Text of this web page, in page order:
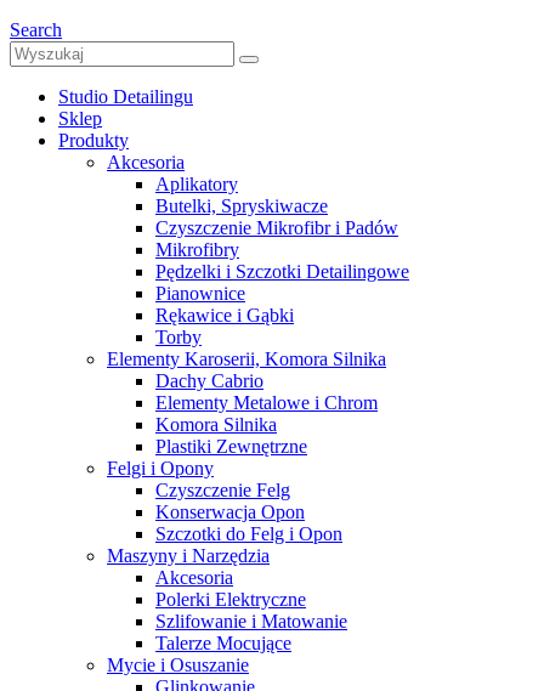
Search
Studio Detailingu
Sklep
Produkty
Akcesoria
Aplikatory
Butelki, Spryskiwacze
Czyszczenie Mikrofibr i Padów
Mikrofibry
Pędzelki i Szczotki Detailingowe
Pianownice
Rękawice i Gąbki
Torby
Elementy Karoserii, Komora Silnika
Dachy Cabrio
Elementy Metalowe i Chrom
Komora Silnika
Plastiki Zewnętrzne
Felgi i Opony
Czyszczenie Felg
Konserwacja Opon
Szczotki do Felg i Opon
Maszyny i Narzędzia
Akcesoria
Polerki Elektryczne
Szlifowanie i Matowanie
Talerze Mocujące
Mycie i Osuszanie
Glinkowanie